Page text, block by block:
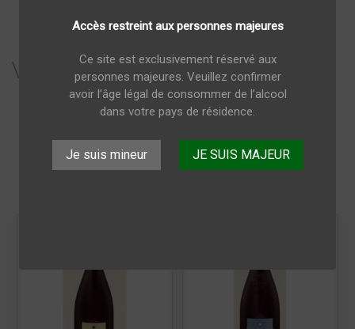
Accès restreint aux personnes majeures
Ce site est exclusivement réservé aux
personnes majeures. Veuillez confirmer
avoir l’âge légal de consommer de l’alcool
dans votre pays de résidence.
Je suis mineur JE SUIS MAJEUR
Vins de Champagne 75cl